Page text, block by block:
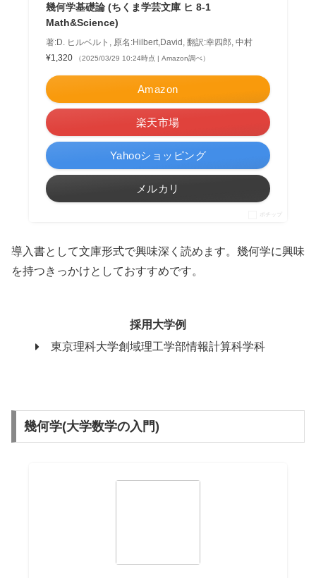
幾何学基礎論 (ちくま学芸文庫 ヒ 8-1
Math&Science)
著:D. ヒルベルト, 原名:Hilbert,David, 翻訳:幸四郎, 中村
¥1,320
（2025/03/29 10:24時点 | Amazon調べ）
Amazon
楽天市場
Yahooショッピング
メルカリ
ポチップ
導入書として文庫形式で興味深く読めます。幾何学に興味
を持つきっかけとしておすすめです。
採用大学例
東京理科大学創域理工学部情報計算科学科
幾何学(大学数学の入門)